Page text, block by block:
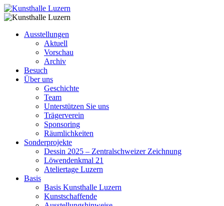
Ausstellungen
Aktuell
Vorschau
Archiv
Besuch
Über uns
Geschichte
Team
Unterstützen Sie uns
Trägerverein
Sponsoring
Räumlichkeiten
Sonderprojekte
Dessin 2025 – Zentralschweizer Zeichnung
Löwendenkmal 21
Ateliertage Luzern
Basis
Basis Kunsthalle Luzern
Kunstschaffende